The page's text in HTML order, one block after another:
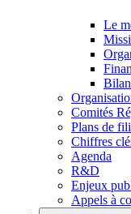
Le
Comités
Plans de
Chiffres
Agenda
R&D
Enjeux
Appels à